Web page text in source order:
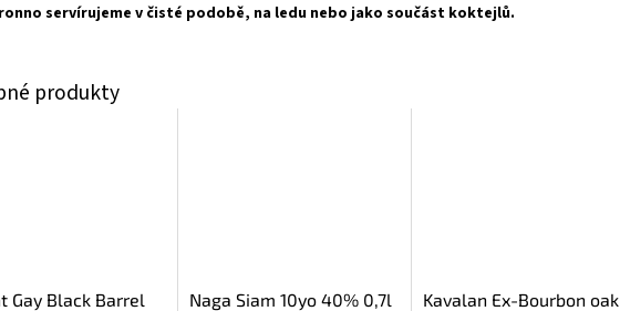
servírujeme v čisté podobě, na ledu nebo jako součást koktejlů.
Gay Black Barrel
Naga Siam 10yo 40% 0,7l
Kavalan Ex-Bourbon oak